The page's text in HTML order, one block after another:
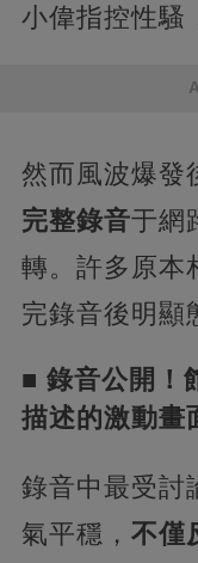
小偉指控性騷
然而風波爆發
完整錄音于網
轉。許多原本
完錄音後明顯
■ 錄音公開
描述的激動畫
錄音中最受討
氣平穩， 不僅